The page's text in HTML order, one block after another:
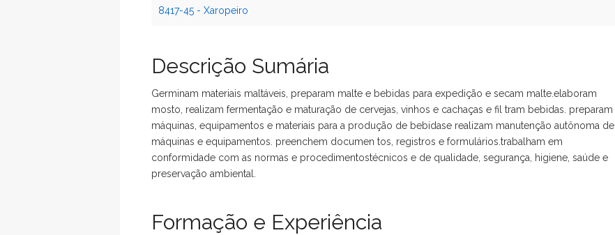
8417-45 - Xaropeiro
Descrição Sumária
Germinam materiais maltáveis, preparam malte e bebidas para expedição e secam malte.elaboram
mosto, realizam fermentação e maturação de cervejas, vinhos e cachaças e fil tram bebidas. preparam
máquinas, equipamentos e materiais para a produção de bebidase realizam manutenção autônoma de
máquinas e equipamentos. preenchem documen tos, registros e formulários.trabalham em
conformidade com as normas e procedimentostécnicos e de qualidade, segurança, higiene, saúde e
preservação ambiental.
Formação e Experiência